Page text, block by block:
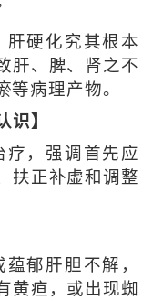
硬化究其根本
肝、脾、肾之不
等病理产物。
识】
，强调首先应
扶正补虚和调整
郁肝胆不解，
黄疸，或出现蜘